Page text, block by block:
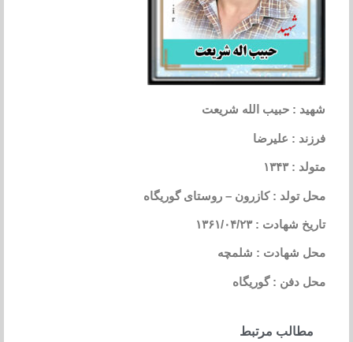
شهید : حبیب الله شریعت
فرزند : علیرضا
متولد : ۱۳۴۳
محل تولد : کازرون – روستای گوریگاه
تاریخ شهادت : ۱۳۶۱/۰۴/۲۳
محل شهادت : شلمچه
محل دفن : گوریگاه
مطالب مرتبط